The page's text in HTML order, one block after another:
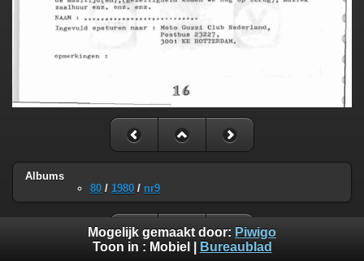
Albums
80 / 1980 / nr9
Mogelijk gemaakt door: Piwigo
Toon in : Mobiel Bureaublad